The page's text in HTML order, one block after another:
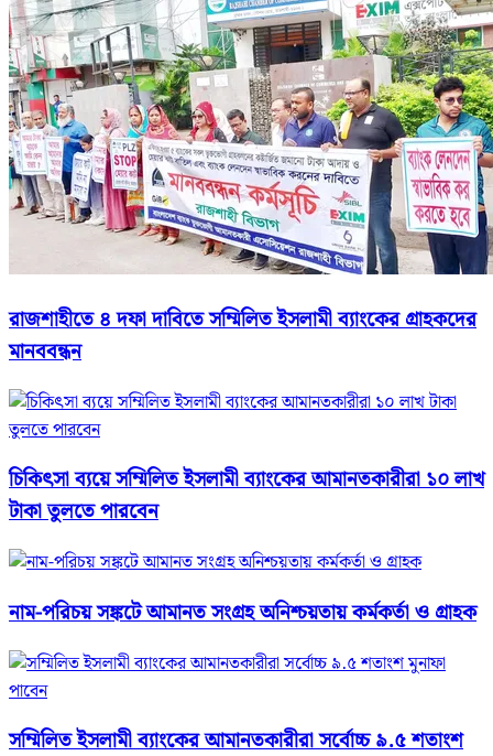
রাজশাহীতে ৪ দফা দাবিতে সম্মিলিত ইসলামী ব্যাংকের গ্রাহকদের
মানববন্ধন
চিকিৎসা ব্যয়ে সম্মিলিত ইসলামী ব্যাংকের আমানতকারীরা ১০ লাখ
টাকা তুলতে পারবেন
নাম-পরিচয় সঙ্কটে আমানত সংগ্রহ অনিশ্চয়তায় কর্মকর্তা ও গ্রাহক
সম্মিলিত ইসলামী ব্যাংকের আমানতকারীরা সর্বোচ্চ ৯.৫ শতাংশ